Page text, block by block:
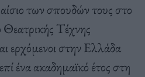
των σπουδών τους στο
Τέχνης
ερχόμενοι στην Ελλάδα
ένα ακαδημαϊκό έτος στη